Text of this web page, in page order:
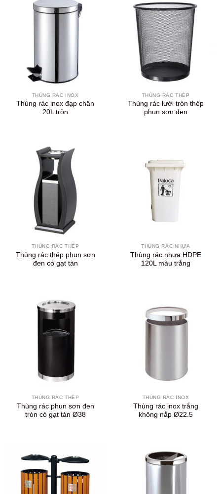
THÙNG RÁC INOX
Thùng rác inox đạp chân
20L tròn
THÙNG RÁC THÉP
Thùng rác lưới tròn thép
phun sơn đen
THÙNG RÁC THÉP
Thùng rác thép phun sơn
đen có gạt tàn
THÙNG RÁC NHỰA
Thùng rác nhựa HDPE
120L màu trắng
THÙNG RÁC THÉP
Thùng rác phun sơn đen
tròn có gạt tàn Ø38
THÙNG RÁC INOX
Thùng rác inox trắng
không nắp Ø22.5